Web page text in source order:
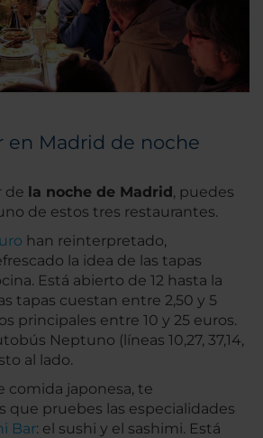
en Madrid de noche
de la noche de Madrid, puedes
de estos tres restaurantes.
han reinterpretado,
la idea de las tapas
Está abierto de 12 hasta la
tapas cuestan entre 2,50 y 5
principales entre 10 y 25 euros.
Neptuno (líneas 10,27, 37,14,
al lado.
comida japonesa, te
que pruebes las especialidades
Bar: el sushi y el sashimi. Está